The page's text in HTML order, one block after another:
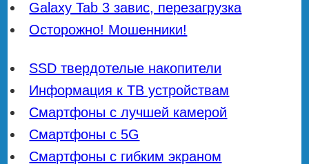
Galaxy Tab 3 завис, перезагрузка
Осторожно! Мошенники!
SSD твердотелые накопители
Информация к ТВ устройствам
Смартфоны с лучшей камерой
Смартфоны с 5G
Смартфоны с гибким экраном